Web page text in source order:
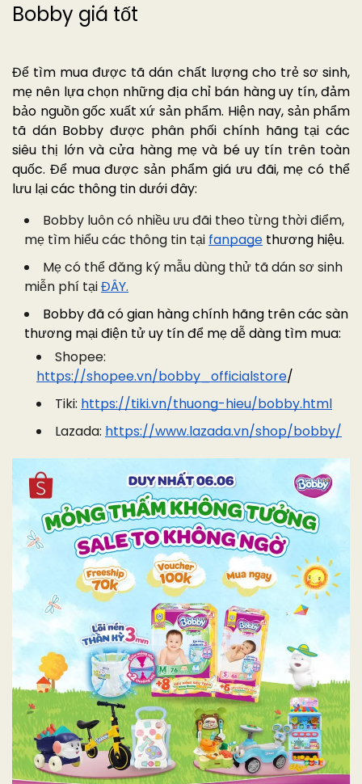
Bobby giá tốt
Để tìm mua được tã dán chất lượng cho trẻ sơ sinh,
mẹ nên lựa chọn những địa chỉ bán hàng uy tín, đảm
bảo nguồn gốc xuất xứ sản phẩm. Hiện nay, sản phẩm
tã dán Bobby được phân phối chính hãng tại các
siêu thị lớn và cửa hàng mẹ và bé uy tín trên toàn
quốc. Để mua được sản phẩm giá ưu đãi, mẹ có thể
lưu lại các thông tin dưới đây:
Bobby luôn có nhiều ưu đãi theo từng thời điểm,
mẹ tìm hiểu các thông tin tại fanpage thương hiệu.
Mẹ có thể đăng ký mẫu dùng thử tã dán sơ sinh
miễn phí tạiĐÂY.
Bobby đã có gian hàng chính hãng trên các sàn
thương mại điện tử uy tín để mẹ dễ dàng tìm mua:
Shopee:
https://shopee.vn/bobby_officialstore/
Tiki: https://tiki.vn/thuong-hieu/bobby.html
Lazada: https://www.lazada.vn/shop/bobby/